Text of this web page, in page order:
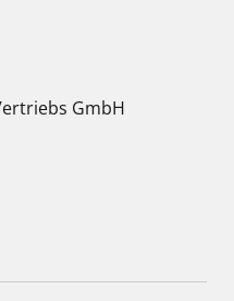
GmbH